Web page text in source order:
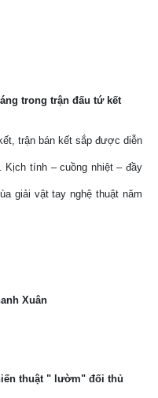
trong trận đấu tứ kết
trận bán kết sắp được diễn
tính – cuồng nhiệt – đầy
giải vật tay nghệ thuật năm
Xuân
thuật " lườm" đối thủ